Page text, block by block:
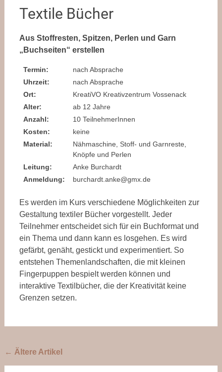
Textile Bücher
Aus Stoffresten, Spitzen, Perlen und Garn
„Buchseiten“ erstellen
Termin:
nach Absprache
Uhrzeit:
nach Absprache
Ort:
KreatiVO Kreativzentrum Vossenack
Alter:
ab 12 Jahre
Anzahl:
10 TeilnehmerInnen
Kosten:
keine
Material:
Nähmaschine, Stoff- und Garnreste,
Knöpfe und Perlen
Leitung:
Anke Burchardt
Anmeldung:
burchardt.anke@gmx.de
Es werden im Kurs verschiedene Möglichkeiten zur
Gestaltung textiler Bücher vorgestellt. Jeder
Teilnehmer entscheidet sich für ein Buchformat und
ein Thema und dann kann es losgehen. Es wird
gefärbt, genäht, gestickt und experimentiert. So
entstehen Themenlandschaften, die mit kleinen
Fingerpuppen bespielt werden können und
interaktive Textilbücher, die der Kreativität keine
Grenzen setzen.
Beitragsnavigation
← Ältere Artikel